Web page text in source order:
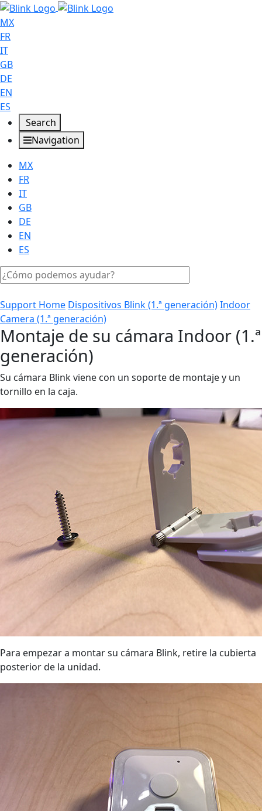
MX
FR
IT
GB
DE
EN
ES
Search
Navigation
MX
FR
IT
GB
DE
EN
ES
Support Home Dispositivos Blink (1.ª generación)Indoor
Camera (1.ª generación)
Montaje de su cámara Indoor (1.ª
generación)
Su cámara Blink viene con un soporte de montaje y un
tornillo en la caja.
Para empezar a montar su cámara Blink, retire la cubierta
posterior de la unidad.